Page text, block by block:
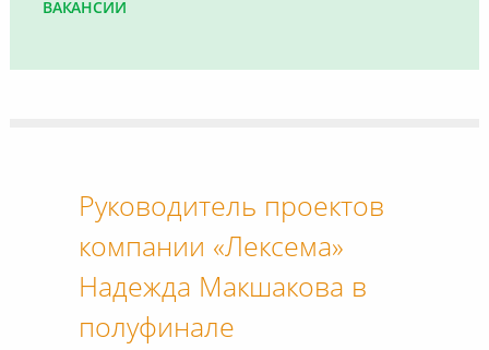
ВАКАНСИИ
Руководитель проектов
компании «Лексема»
Надежда Макшакова в
полуфинале